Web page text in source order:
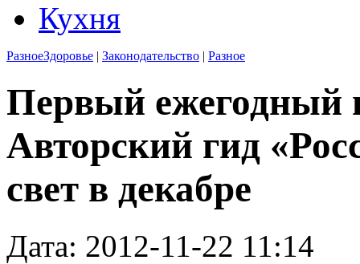
Кухня
РазноеЗдоровье | Законодательство | Разное
Первый ежегодный
Авторский гид
свет в декабре
Дата: 2012-11-22 11:14